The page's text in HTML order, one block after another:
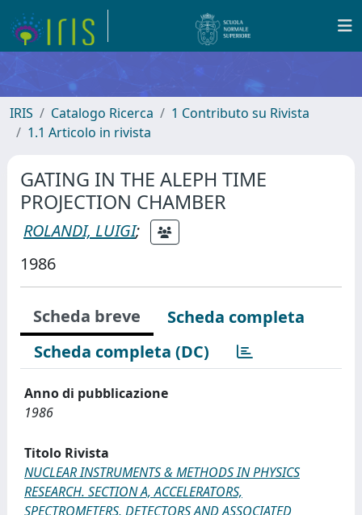
IRIS Catalogo Ricerca
1 Contributo su Rivista
1.1 Articolo in rivista
GATING IN THE ALEPH TIME
PROJECTION CHAMBER
ROLANDI, LUIGI;
1986
Scheda breve
Scheda completa
Scheda completa (DC)
Anno di pubblicazione
1986
Titolo Rivista
NUCLEAR INSTRUMENTS & METHODS IN PHYSICS
RESEARCH. SECTION A, ACCELERATORS,
SPECTROMETERS, DETECTORS AND ASSOCIATED